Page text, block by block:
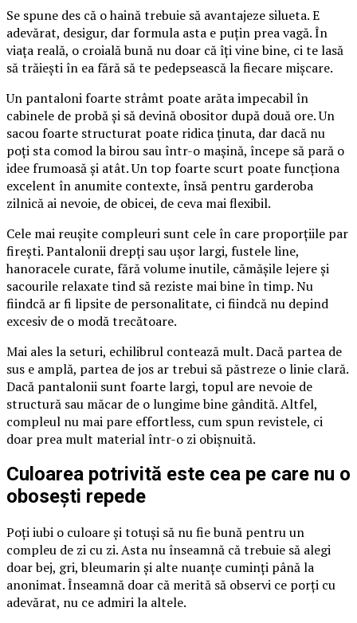
Se spune des că o haină trebuie să avantajeze silueta. E
adevărat, desigur, dar formula asta e puțin prea vagă. În
viața reală, o croială bună nu doar că îți vine bine, ci te lasă
să trăiești în ea fără să te pedepsească la fiecare mișcare.
Un pantaloni foarte strâmt poate arăta impecabil în
cabinele de probă și să devină obositor după două ore. Un
sacou foarte structurat poate ridica ținuta, dar dacă nu
poți sta comod la birou sau într-o mașină, începe să pară o
idee frumoasă și atât. Un top foarte scurt poate funcționa
excelent în anumite contexte, însă pentru garderoba
zilnică ai nevoie, de obicei, de ceva mai flexibil.
Cele mai reușite compleuri sunt cele în care proporțiile par
firești. Pantalonii drepți sau ușor largi, fustele line,
hanoracele curate, fără volume inutile, cămășile lejere și
sacourile relaxate tind să reziste mai bine în timp. Nu
fiindcă ar fi lipsite de personalitate, ci fiindcă nu depind
excesiv de o modă trecătoare.
Mai ales la seturi, echilibrul contează mult. Dacă partea de
sus e amplă, partea de jos ar trebui să păstreze o linie clară.
Dacă pantalonii sunt foarte largi, topul are nevoie de
structură sau măcar de o lungime bine gândită. Altfel,
compleul nu mai pare effortless, cum spun revistele, ci
doar prea mult material într-o zi obișnuită.
Culoarea potrivită este cea pe care nu o
obosești repede
Poți iubi o culoare și totuși să nu fie bună pentru un
compleu de zi cu zi. Asta nu înseamnă că trebuie să alegi
doar bej, gri, bleumarin și alte nuanțe cuminți până la
anonimat. Înseamnă doar că merită să observi ce porți cu
adevărat, nu ce admiri la altele.